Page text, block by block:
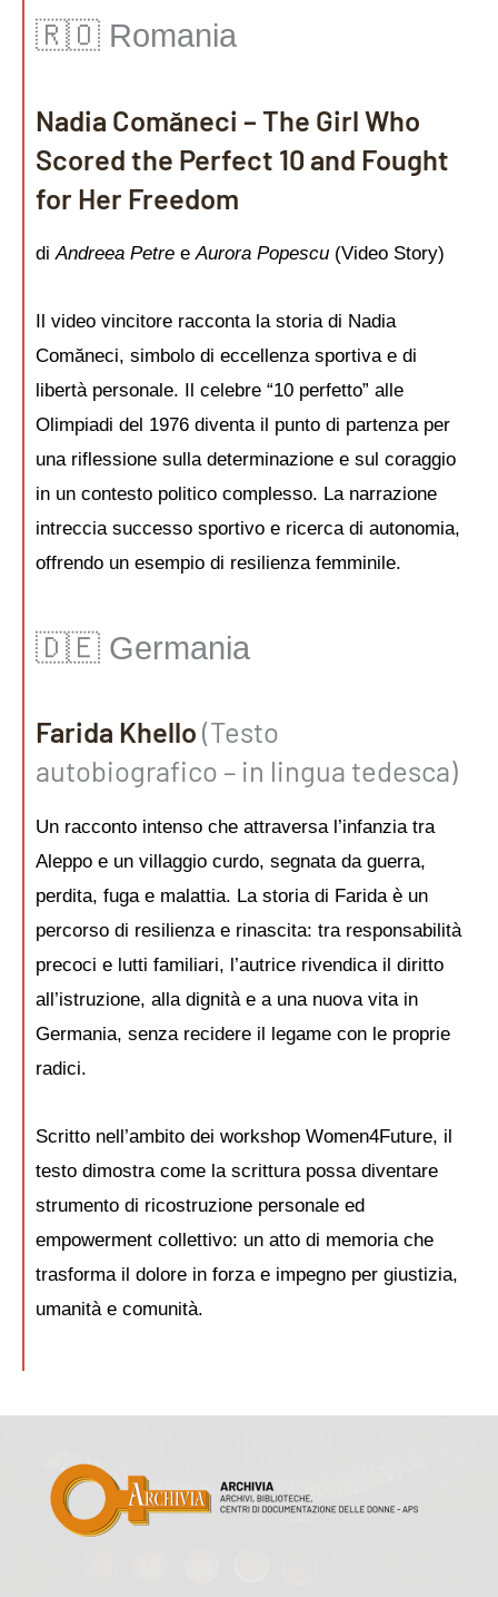
🇷🇴 Romania
Nadia Comăneci – The Girl Who
Scored the Perfect 10 and Fought
for Her Freedom
diAndreea Petre eAurora Popescu (Video Story)
Il video vincitore racconta la storia di Nadia
Comăneci, simbolo di eccellenza sportiva e di
libertà personale. Il celebre “10 perfetto” alle
Olimpiadi del 1976 diventa il punto di partenza per
una riflessione sulla determinazione e sul coraggio
in un contesto politico complesso. La narrazione
intreccia successo sportivo e ricerca di autonomia,
offrendo un esempio di resilienza femminile.
🇩🇪 Germania
Farida Khello(Testo
autobiografico – in lingua tedesca)
Un racconto intenso che attraversa l’infanzia tra
Aleppo e un villaggio curdo, segnata da guerra,
perdita, fuga e malattia. La storia di Farida è un
percorso di resilienza e rinascita: tra responsabilità
precoci e lutti familiari, l’autrice rivendica il diritto
all’istruzione, alla dignità e a una nuova vita in
Germania, senza recidere il legame con le proprie
radici.
Scritto nell’ambito dei workshop Women4Future, il
testo dimostra come la scrittura possa diventare
strumento di ricostruzione personale ed
empowerment collettivo: un atto di memoria che
trasforma il dolore in forza e impegno per giustizia,
umanità e comunità.